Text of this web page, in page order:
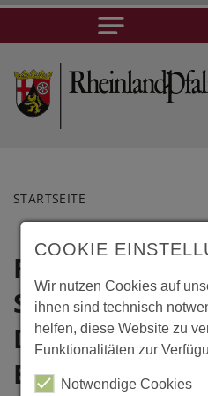
STARTSEITE
Rotterdam,
Savanne Huis ,
Diergaarde
Blijdorp
COOKIE
Wir nutzen Cookies auf
ihnen sind technisch
helfen, diese Website zu
Funktionalitäten zur
Notwendige Cookies